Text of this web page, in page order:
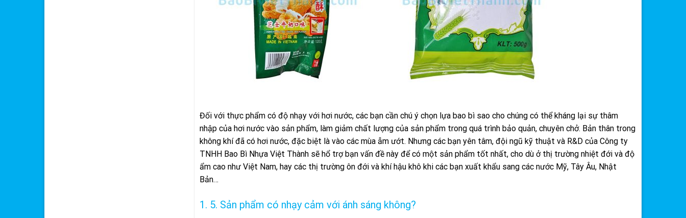
Đối với thực phẩm có độ nhạy với hơi nước, các bạn cần chú ý chọn lựa bao bì sao cho chúng có thể kháng lại sự thâm
nhập của hơi nước vào sản phẩm, làm giảm chất lượng của sản phẩm trong quá trình bảo quản, chuyên chở. Bản thân trong
không khí đã có hơi nước, đặc biệt là vào các mùa ẫm ướt. Nhưng các bạn yên tâm, đội ngũ kỹ thuật và R&D của Công ty
TNHH Bao Bì Nhựa Việt Thành sẽ hổ trợ bạn vấn đề này để có một sản phẩm tốt nhất, cho dù ở thị trường nhiệt đới và độ
ẩm cao như Việt Nam, hay các thị trường ôn đới và khí hậu khô khi các bạn xuất khẩu sang các nước Mỹ, Tây Âu, Nhật
Bản…
1. 5. Sản phẩm có nhạy cảm với ánh sáng không?